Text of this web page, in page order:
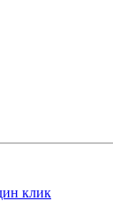
клик